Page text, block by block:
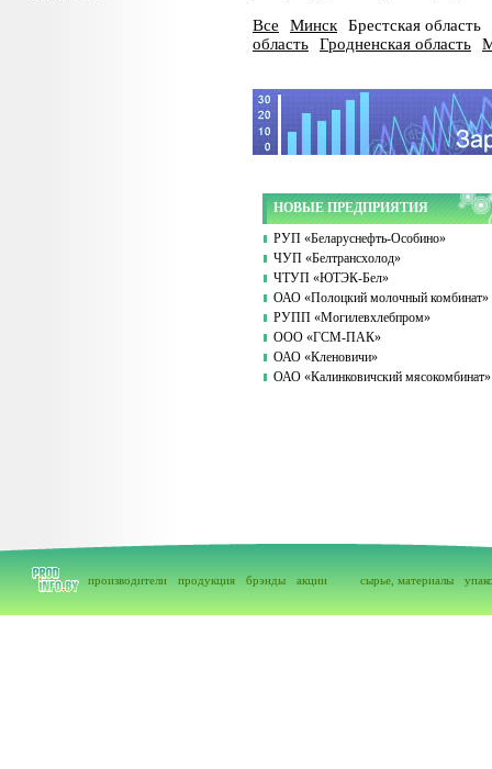
Все Минск
Брестская область
область
Гродненская область
НОВЫЕ ПРЕДПРИЯТИЯ
РУП «Беларуснефть-Особино»
ЧУП «Белтрансхолод»
ЧТУП «ЮТЭК-Бел»
ОАО «Полоцкий молочный комбинат»
РУПП «Могилевхлебпром»
ООО «ГСМ-ПАК»
ОАО «Кленовичи»
ОАО «Калинковичский мясокомбинат»
производители продукция брэнды акции сырье, материалы